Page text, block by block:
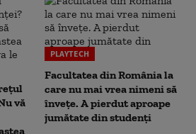
vă
PLAYTECH
Facultatea din România la
care nu mai vrea nimeni să
înveţe. A pierdut aproape
jumătate din studenţi